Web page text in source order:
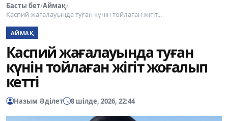
Басты бет/Аймақ/
Каспий жағалауында туған күнін тойлаған жігіт...
АЙМАҚ
Каспий жағалауында туған
күнін тойлаған жігіт жоғалып
кетті
Назым Әділет 8 шілде, 2026, 22:44